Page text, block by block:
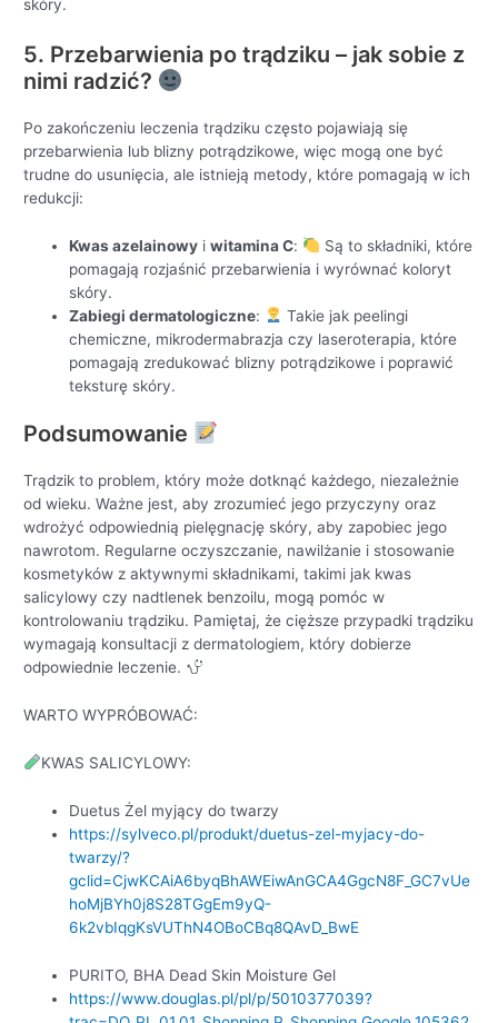
skóry.
5. Przebarwienia po trądziku – jak sobie z
nimi radzić?
Po zakończeniu leczenia trądziku często pojawiają się
przebarwienia lub blizny potrądzikowe, więc mogą one być
trudne do usunięcia, ale istnieją metody, które pomagają w ich
redukcji:
Kwas azelainowy iwitamina C:
Są to składniki, które
pomagają rozjaśnić przebarwienia i wyrównać koloryt
skóry.
Zabiegi dermatologiczne:
Takie jak peelingi
chemiczne, mikrodermabrazja czy laseroterapia, które
pomagają zredukować blizny potrądzikowe i poprawić
teksturę skóry.
Podsumowanie
Trądzik to problem, który może dotknąć każdego, niezależnie
od wieku. Ważne jest, aby zrozumieć jego przyczyny oraz
wdrożyć odpowiednią pielęgnację skóry, aby zapobiec jego
nawrotom. Regularne oczyszczanie, nawilżanie i stosowanie
kosmetyków z aktywnymi składnikami, takimi jak kwas
salicylowy czy nadtlenek benzoilu, mogą pomóc w
kontrolowaniu trądziku. Pamiętaj, że cięższe przypadki trądziku
wymagają konsultacji z dermatologiem, który dobierze
odpowiednie leczenie.
WARTO WYPRÓBOWAĆ:
KWAS SALICYLOWY:
Duetus Żel myjący do twarzy
https://sylveco.pl/produkt/duetus-zel-myjacy-do-
twarzy/?
gclid=CjwKCAiA6byqBhAWEiwAnGCA4GgcN8F_GC7vUe
hoMjBYh0j8S28TGgEm9yQ-
6k2vbIqgKsVUThN4OBoCBq8QAvD_BwE
PURITO, BHA Dead Skin Moisture Gel
https://www.douglas.pl/pl/p/5010377039?